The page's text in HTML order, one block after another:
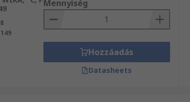
Mennyiség
Hozzáadás
Datasheets